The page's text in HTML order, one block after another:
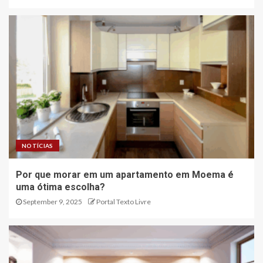
NOTÍCIAS
Por que morar em um apartamento em Moema é
uma ótima escolha?
September 9, 2025 Portal Texto Livre